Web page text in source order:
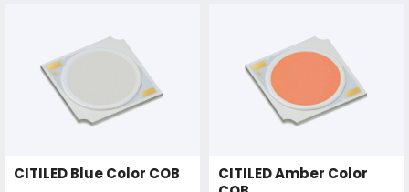
CITILED Blue Color COB
CITILED Amber Color